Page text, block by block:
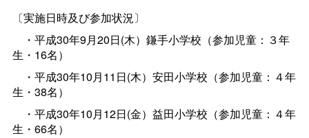
〔実施日時及び参加状況〕
・平成30年9月20日(木）鎌手小学校（参加児童：３年
生・16名）
・平成30年10月11日(木）安田小学校（参加児童：４年
生・38名）
・平成30年10月12日(金）益田小学校（参加児童：４年
生・66名）